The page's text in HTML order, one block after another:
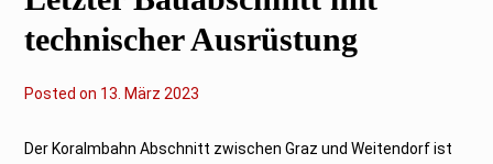
technischer Ausrüstung
Posted on 1
M
13. März 2023
Der Koralmbahn Abschnitt zwischen Graz und Weitendorf ist